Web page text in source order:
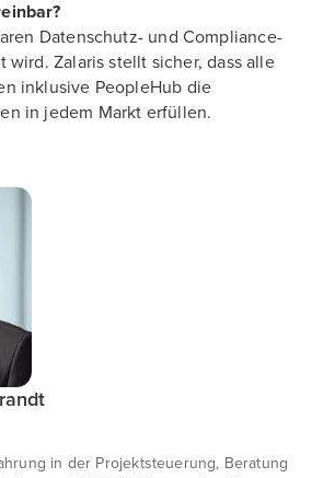
Datenschutz- und Compliance-
wird. Zalaris stellt sicher, dass alle
inklusive PeopleHub die
in jedem Markt erfüllen.
in der Projektsteuerung, Beratung